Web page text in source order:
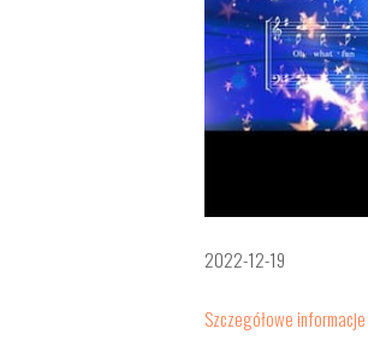
2022-12-19
Szczegółowe informacje